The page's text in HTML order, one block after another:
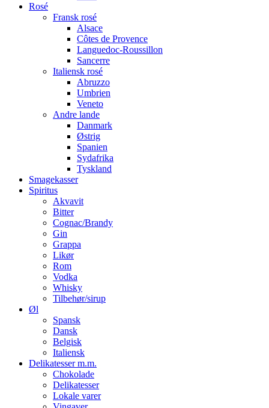
Rosé
Fransk rosé
Alsace
Côtes de Provence
Languedoc-Roussillon
Sancerre
Italiensk rosé
Abruzzo
Umbrien
Veneto
Andre lande
Danmark
Østrig
Spanien
Sydafrika
Tyskland
Smagekasser
Spiritus
Akvavit
Bitter
Cognac/Brandy
Gin
Grappa
Likør
Rom
Vodka
Whisky
Tilbehør/sirup
Øl
Spansk
Dansk
Belgisk
Italiensk
Delikatesser m.m.
Chokolade
Delikatesser
Lokale varer